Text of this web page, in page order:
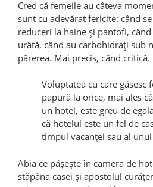
Cred că femeile au câteva
sunt cu adevărat fericite: când
reduceri la haine şi pantofi,
urâtă, când au carbohidraţi sub
părerea. Mai precis, când critică.
Voluptatea cu care găsesc
papură la orice, mai ales
un hotel, este greu de
că hotelul este un fel de
timpul vacanţei sau al
Abia ce păşeşte în camera de
stăpâna casei şi apostolul